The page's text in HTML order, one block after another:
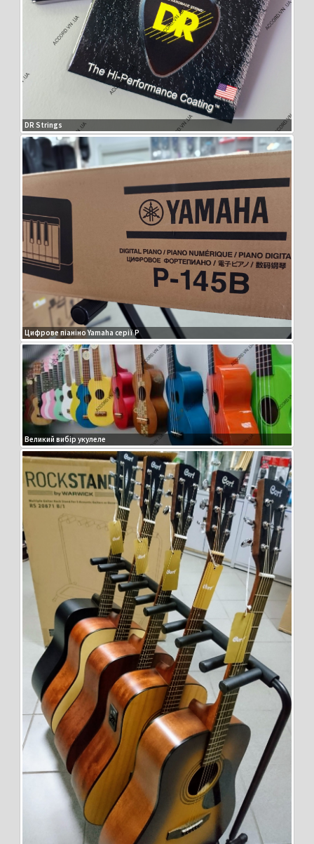
DR Strings
Цифрове піаніно Yamaha серії P
Великий вибір укулеле